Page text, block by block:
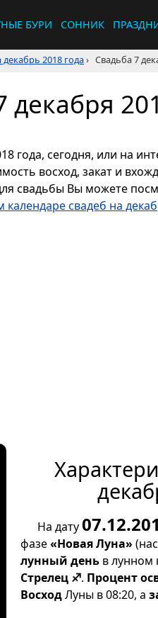
БУРИ СОННИК
2018 года› Свадьба 7
декабря
года, сегодня, или на
восход, закат и
свадьбы Вы можете
календаре свадеб на
На дату
фазе«Новая Луна»
лунный день в лунном
Стрелец ♐. Процент
ВосходЛуны в 08:20, а